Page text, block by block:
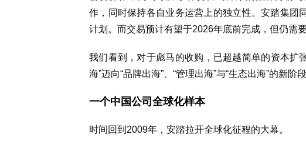
作，同时保持各自业务运营上的独立性。安踏集团
计划。而交易预计有望于2026年底前完成，但仍需
我们看到，对于彪马的收购，已超越简单的资本扩
海”迈向“品牌出海”、“管理出海”与“生态出海”的新阶段
一个中国公司全球化样本
时间回到2009年，安踏拉开全球化征程的大幕。